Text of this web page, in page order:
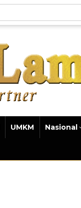
UMKM Nasional